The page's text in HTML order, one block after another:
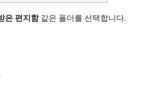
은 편지함같은 폴더를 선택합니다.